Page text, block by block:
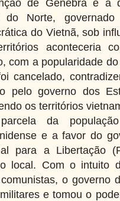
de Genebra e a
do Norte,
do Vietnã, sob
aconteceria
com a popularidade
cancelado,
pelo governo dos
os territórios
da
e a favor do
para a Libertação
local. Com o intuito
o governo
e tomou o